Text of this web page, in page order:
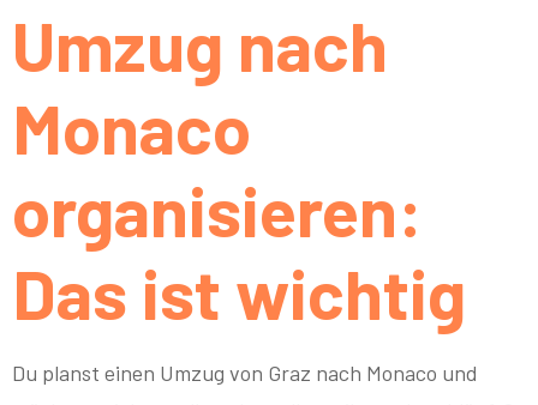
Umzug nach
Monaco
organisieren:
Das ist wichtig
Du planst einen Umzug von Graz nach Monaco und